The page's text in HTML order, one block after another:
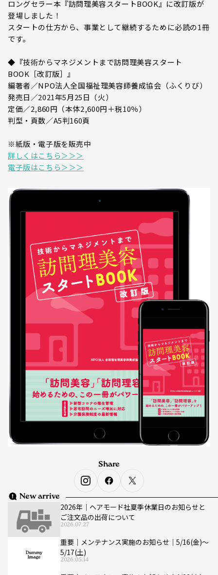
ロングセラー本『訪問理美容スタートBOOK』に改訂版が
登場しました！
スタートの仕方から、事業として継続するために必読の1冊
です。
◆『技術からマネジメントまで訪問理美容スタート
BOOK［改訂版］』
編著者／NPO法人全国福祉理美容師養成協会（ふくりび）
発売日／2021年5月25日（火）
定価／2,860円（本体2,600円＋税10％）
判型・頁数／A5判160頁
※紙版・電子版を販売中
詳しくはこちら＞＞＞
電子版はこちら＞＞＞
New arrive
2026年｜ヘアモード社夏季休業日のお知らせと
ご注文品の出荷について
2026.07.27
重要｜メンテナンス実施のお知らせ｜5/16(金)〜
5/17(土)
2026.05.14
Share